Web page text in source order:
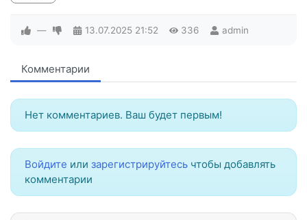
— 13.07.2025 21:52 336 admin
Комментарии
Нет комментариев. Ваш будет первым!
Войдите или зарегистрируйтесь чтобы добавлять
комментарии